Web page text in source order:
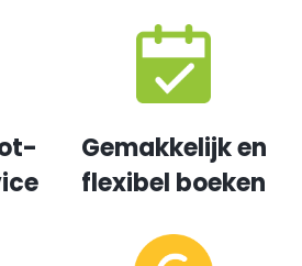
Gemakkelijk en
flexibel boeken